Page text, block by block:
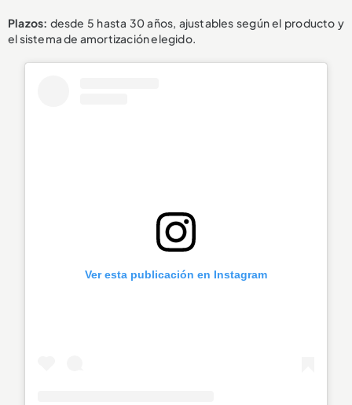
Plazos: desde 5 hasta 30 años, ajustables según el producto y
el sistema de amortización elegido.
Ver esta publicación en Instagram